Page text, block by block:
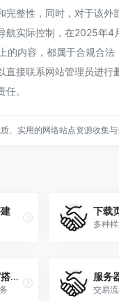
完整性，同时，对于该外
航实际控制，在2025年4
的内容，都属于合规合法
直接联系网站管理员进行
。
、实用的网络站点资源收集与
下载
多种
网站低价开发/搭建/仿制/二开 服务